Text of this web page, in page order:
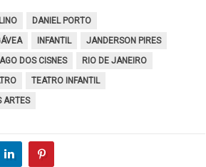
DANIEL PORTO
INFANTIL
JANDERSON PIRES
DOS CISNES
RIO DE JANEIRO
TEATRO INFANTIL
ARTES